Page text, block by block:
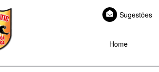
Sugestões
Home